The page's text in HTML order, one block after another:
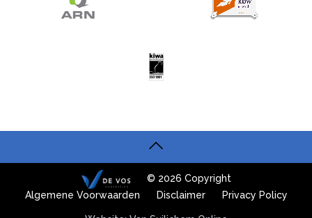
© 2026 Copyright
Algemene Voorwaarden
Disclaimer Privacy Policy